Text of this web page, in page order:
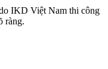
IKD Việt Nam thi công
ràng.